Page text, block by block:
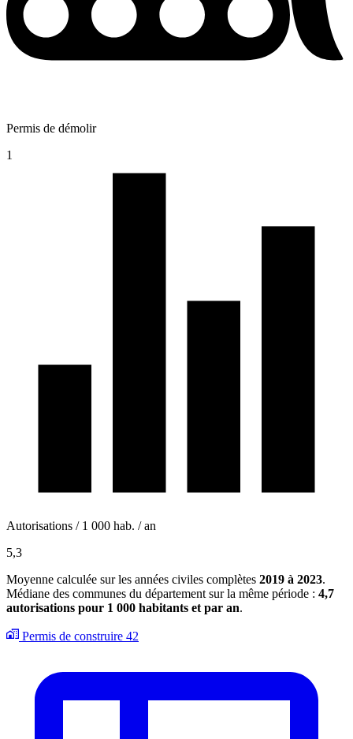
Permis de démolir
1
Autorisations / 1 000 hab. / an
5,3
Moyenne calculée sur les années civiles complètes 2019 à 2023.
Médiane des communes du département sur la même période : 4,7
autorisations pour 1 000 habitants et par an.
Permis de construire 42